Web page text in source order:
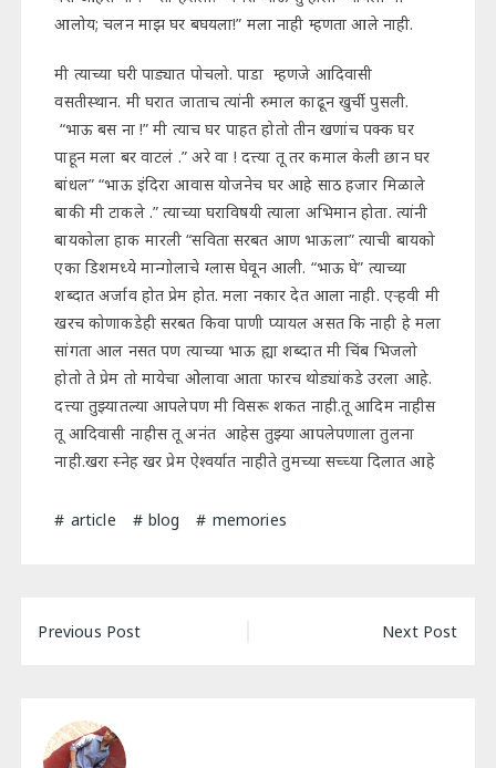
आलोय; चलन माझ घर बघयला!” मला नाही म्हणता आले नाही.
मी त्याच्या घरी पाड्यात पोचलो. पाडा म्हणजे आदिवासी
वसतीस्थान. मी घरात जाताच त्यांनी रुमाल काढून खुर्ची पुसली.
“भाऊ बस ना !” मी त्याच घर पाहत होतो तीन खणांच पक्क घर
पाहून मला बर वाटलं .” अरे वा ! दत्त्या तू तर कमाल केली छान घर
बांधल” “भाऊ इंदिरा आवास योजनेच घर आहे साठ हजार मिळाले
बाकी मी टाकले .” त्याच्या घराविषयी त्याला अभिमान होता. त्यांनी
बायकोला हाक मारली “सविता सरबत आण भाऊला” त्याची बायको
एका डिशमध्ये मान्गोलाचे ग्लास घेवून आली. “भाऊ घे” त्याच्या
शब्दात अर्जाव होत प्रेम होत. मला नकार देत आला नाही. एऱ्हवी मी
खरच कोणाकडेही सरबत किवा पाणी प्यायल असत कि नाही हे मला
सांगता आल नसत पण त्याच्या भाऊ ह्या शब्दात मी चिंब भिजलो
होतो ते प्रेम तो मायेचा ओलावा आता फारच थोड्यांकडे उरला आहे.
दत्त्या तुझ्यातल्या आपलेपण मी विसरू शकत नाही.तू आदिम नाहीस
तू आदिवासी नाहीस तू अनंत आहेस तुझ्या आपलेपणाला तुलना
नाही.खरा स्नेह खर प्रेम ऐश्वर्यात नाहीते तुमच्या सच्च्या दिलात आहे
article blog memories
Post
Previous Post Next Post